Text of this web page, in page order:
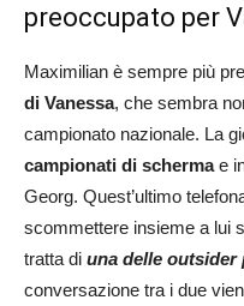
preoccupato per
Maximilian è sempre più
di Vanessa, che sembra
campionato nazionale. La
campionati di schermae
Georg. Quest’ultimo
scommettere insieme a lui
tratta di una delle outsider
conversazione tra i due